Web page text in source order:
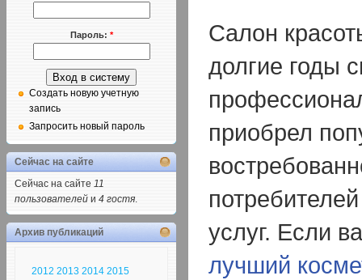
Салон
долгие годы
приобрел
услуг. Если
лучший
Пароль: *
Создать новую учетную
запись
Запросить новый пароль
Сейчас на сайте
Сейчас на сайте 11
пользователей и 4 гостя.
Архив публикаций
2012 2013 2014 2015